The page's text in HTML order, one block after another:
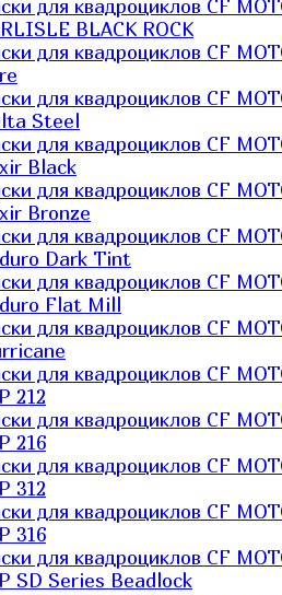
для квадроциклов CF
BLACK ROCK
для квадроциклов CF
для квадроциклов CF
Steel
для квадроциклов CF
Black
для квадроциклов CF
Bronze
для квадроциклов CF
Dark Tint
для квадроциклов CF
Flat Mill
для квадроциклов CF
для квадроциклов CF
212
для квадроциклов CF
216
для квадроциклов CF
312
для квадроциклов CF
316
для квадроциклов CF
SD Series Beadlock